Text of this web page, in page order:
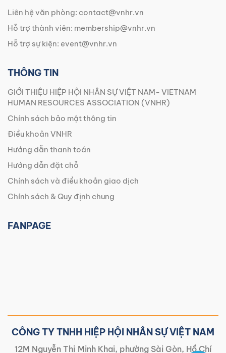
Liên hệ văn phòng: contact@vnhr.vn
Hỗ trợ thành viên: membership@vnhr.vn
Hỗ trợ sự kiện: event@vnhr.vn
THÔNG TIN
GIỚI THIỆU HIỆP HỘI NHÂN SỰ VIỆT NAM- VIETNAM
HUMAN RESOURCES ASSOCIATION (VNHR)
Chính sách bảo mật thông tin
Điều khoản VNHR
Hướng dẫn thanh toán
Hướng dẫn đặt chỗ
Chính sách và điều khoản giao dịch
Chính sách & Quy định chung
FANPAGE
CÔNG TY TNHH HIỆP HỘI NHÂN SỰ VIỆT NAM
12M Nguyễn Thị Minh Khai, phường Sài Gòn, Hồ Chí